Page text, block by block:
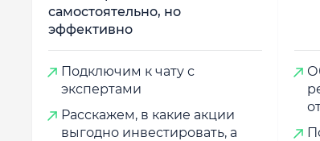
самостоятельно, но
эффективно
Подключим к чату с
экспертами
Расскажем, в какие акции
выгодно инвестировать, а